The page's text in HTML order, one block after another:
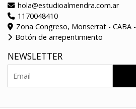
hola@estudioalmendra.com.ar
1170048410
Zona Congreso, Monserrat - CABA -
Botón de arrepentimiento
NEWSLETTER